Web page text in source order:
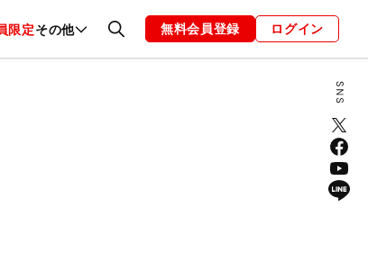
限定その他
ョン 恋愛・結婚 編集部 お知らせ
無料会員登録 ログイン